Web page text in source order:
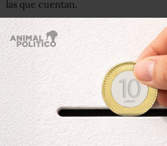
las que cuentan.
De acuerdo con la SFP el monto que
cuenta de nómina los integrantes
variar entre uno y otro por las